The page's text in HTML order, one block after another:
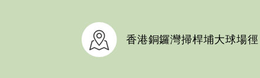
香港銅鑼灣掃桿埔大球場